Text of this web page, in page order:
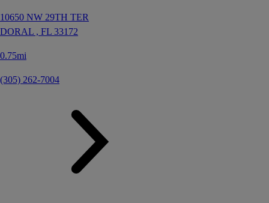
10650 NW 29TH TER
DORAL , FL 33172
0.75mi
(305) 262-7004